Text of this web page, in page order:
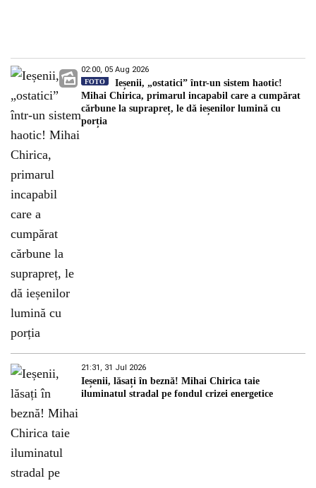
02:00, 05 Aug 2026
FOTO
Ieșenii, „ostatici” într-un sistem haotic!
Mihai Chirica, primarul incapabil care a cumpărat
cărbune la suprapreț, le dă ieșenilor lumină cu
porția
21:31, 31 Jul 2026
Ieșenii, lăsați în beznă! Mihai Chirica taie
iluminatul stradal pe fondul crizei energetice